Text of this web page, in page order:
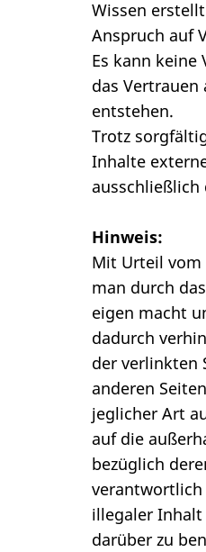
Wissen
Anspruch auf
Es kann
das
entstehen.
Trotz
Inhalte
Hinweis:
Mit Urteil vom
man durch
eigen macht
dadurch
der verlinkten
anderen
jeglicher Art
auf die
bezüglich
verantwortlich
illegaler
darüber zu